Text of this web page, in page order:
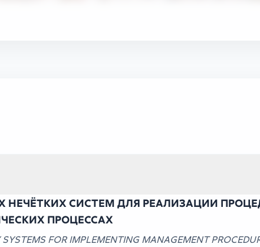
СИСТЕМ ДЛЯ РЕАЛИЗАЦИИ
ПРОЦЕССАХ
FOR IMPLEMENTING MANAGEMENT